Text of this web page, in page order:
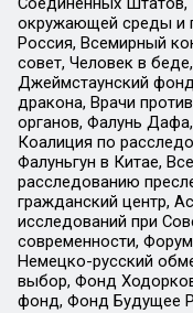
окружающей среды и
Россия, Всемирный
совет, Человек в
Джеймстаунский
дракона, Врачи
органов, Фалунь
Коалиция по
Фалуньгун в Китае,
расследованию
гражданский центр,
исследований при
современности,
Немецко-русский
выбор, Фонд
фонд, Фонд Будущее